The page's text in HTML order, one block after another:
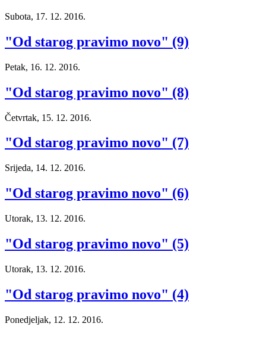
Subota, 17. 12. 2016.
"Od starog pravimo novo" (9)
Petak, 16. 12. 2016.
"Od starog pravimo novo" (8)
Četvrtak, 15. 12. 2016.
"Od starog pravimo novo" (7)
Srijeda, 14. 12. 2016.
"Od starog pravimo novo" (6)
Utorak, 13. 12. 2016.
"Od starog pravimo novo" (5)
Utorak, 13. 12. 2016.
"Od starog pravimo novo" (4)
Ponedjeljak, 12. 12. 2016.